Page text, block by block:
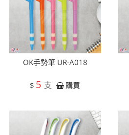
OK手勢筆 UR-A018
$ 5 支 購買